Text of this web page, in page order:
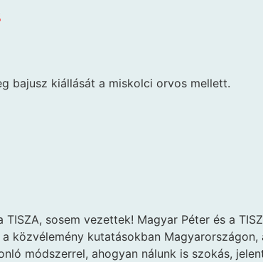
bajusz kiállását a miskolci orvos mellett.
TISZA, sosem vezettek! Magyar Péter és a
közvélemény kutatásokban Magyarországon,
módszerrel, ahogyan nálunk is szokás,